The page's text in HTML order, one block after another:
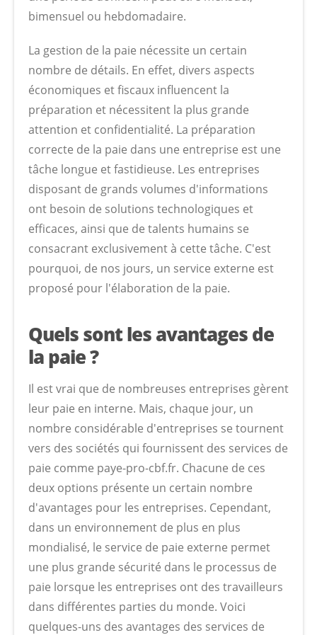
bimensuel ou hebdomadaire.
La gestion de la paie nécessite un certain
nombre de détails. En effet, divers aspects
économiques et fiscaux influencent la
préparation et nécessitent la plus grande
attention et confidentialité. La préparation
correcte de la paie dans une entreprise est une
tâche longue et fastidieuse. Les entreprises
disposant de grands volumes d'informations
ont besoin de solutions technologiques et
efficaces, ainsi que de talents humains se
consacrant exclusivement à cette tâche. C'est
pourquoi, de nos jours, un service externe est
proposé pour l'élaboration de la paie.
Quels sont les avantages de
la paie ?
Il est vrai que de nombreuses entreprises gèrent
leur paie en interne. Mais, chaque jour, un
nombre considérable d'entreprises se tournent
vers des sociétés qui fournissent des services de
paie comme paye-pro-cbf.fr. Chacune de ces
deux options présente un certain nombre
d'avantages pour les entreprises. Cependant,
dans un environnement de plus en plus
mondialisé, le service de paie externe permet
une plus grande sécurité dans le processus de
paie lorsque les entreprises ont des travailleurs
dans différentes parties du monde. Voici
quelques-uns des avantages des services de